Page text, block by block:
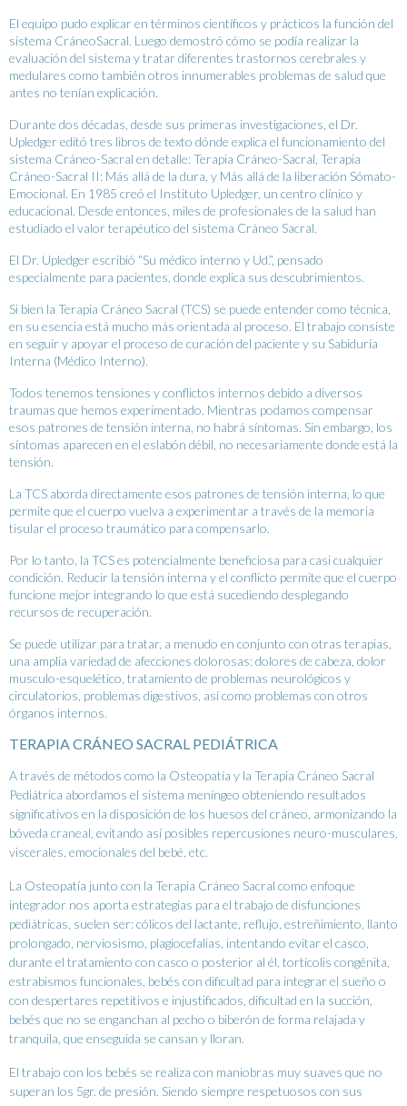
El equipo pudo explicar en términos científicos y prácticos la función del
sistema CráneoSacral. Luego demostró cómo se podía realizar la
evaluación del sistema y tratar diferentes trastornos cerebrales y
medulares como también otros innumerables problemas de salud que
antes no tenían explicación.
Durante dos décadas, desde sus primeras investigaciones, el Dr.
Upledger editó tres libros de texto dónde explica el funcionamiento del
sistema Cráneo-Sacral en detalle: Terapia Cráneo-Sacral, Terapia
Cráneo-Sacral II: Más allá de la dura, y Más allá de la liberación Sómato-
Emocional. En 1985 creó el Instituto Upledger, un centro clínico y
educacional. Desde entonces, miles de profesionales de la salud han
estudiado el valor terapéutico del sistema Cráneo Sacral.
El Dr. Upledger escribió “Su médico interno y Ud.”, pensado
especialmente para pacientes, donde explica sus descubrimientos.
Si bien la Terapia Cráneo Sacral (TCS) se puede entender como técnica,
en su esencia está mucho más orientada al proceso. El trabajo consiste
en seguir y apoyar el proceso de curación del paciente y su Sabiduría
Interna (Médico Interno).
Todos tenemos tensiones y conflictos internos debido a diversos
traumas que hemos experimentado. Mientras podamos compensar
esos patrones de tensión interna, no habrá síntomas. Sin embargo, los
síntomas aparecen en el eslabón débil, no necesariamente donde está la
tensión.
La TCS aborda directamente esos patrones de tensión interna, lo que
permite que el cuerpo vuelva a experimentar a través de la memoria
tisular el proceso traumático para compensarlo.
Por lo tanto, la TCS es potencialmente beneficiosa para casi cualquier
condición. Reducir la tensión interna y el conflicto permite que el cuerpo
funcione mejor integrando lo que está sucediendo desplegando
recursos de recuperación.
Se puede utilizar para tratar, a menudo en conjunto con otras terapias,
una amplia variedad de afecciones dolorosas: dolores de cabeza, dolor
musculo-esquelético, tratamiento de problemas neurológicos y
circulatorios, problemas digestivos, así como problemas con otros
órganos internos.
TERAPIA CRÁNEO SACRAL PEDIÁTRICA
A través de métodos como la Osteopatía y la Terapia Cráneo Sacral
Pediátrica abordamos el sistema meníngeo obteniendo resultados
significativos en la disposición de los huesos del cráneo, armonizando la
bóveda craneal, evitando así posibles repercusiones neuro-musculares,
viscerales, emocionales del bebé, etc.
La Osteopatía junto con la Terapia Cráneo Sacral como enfoque
integrador nos aporta estrategias para el trabajo de disfunciones
pediátricas, suelen ser: cólicos del lactante, reflujo, estreñimiento, llanto
prolongado, nerviosismo, plagiocefalias, intentando evitar el casco,
durante el tratamiento con casco o posterior al él, tortícolis congénita,
estrabismos funcionales, bebés con dificultad para integrar el sueño o
con despertares repetitivos e injustificados, dificultad en la succión,
bebés que no se enganchan al pecho o biberón de forma relajada y
tranquila, que enseguida se cansan y lloran.
El trabajo con los bebés se realiza con maniobras muy suaves que no
superan los 5gr. de presión. Siendo siempre respetuosos con sus